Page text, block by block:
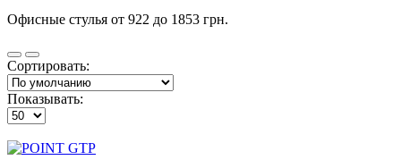
Офисные стулья от 922 до 1853 грн.
Сортировать:
Показывать: